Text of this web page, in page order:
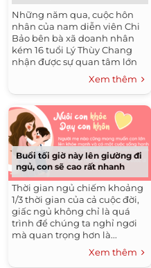
Những năm qua, cuộc hôn
nhân của nam diễn viên Chi
Bảo bên bà xã doanh nhân
kém 16 tuổi Lý Thùy Chang
nhận được sự quan tâm lớn
của mọi người. Đặc biệt sau
khi cậu quý tử Gia Khang -
con chung...
Xem thêm
Buổi tối giờ này lên giường đi
ngủ, con sẽ cao rất nhanh
Thời gian ngủ chiếm khoảng
1/3 thời gian của cả cuộc đời,
giấc ngủ không chỉ là quá
trình để chúng ta nghỉ ngơi
mà quan trọng hơn là...
Xem thêm